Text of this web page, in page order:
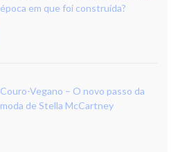
época em que foi construída?
Couro-Vegano – O novo passo da
moda de Stella McCartney